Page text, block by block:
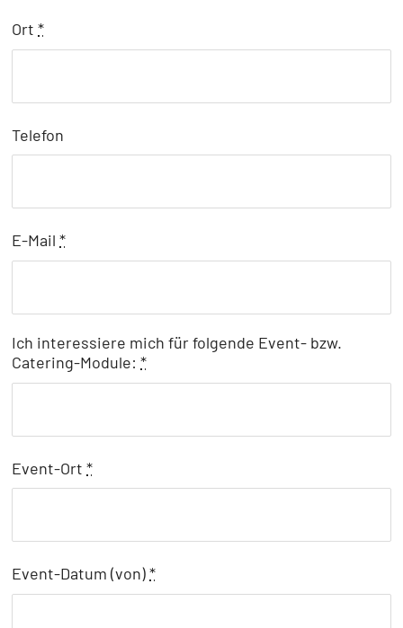
Ort*
Telefon
E-Mail*
Ich interessiere mich für folgende Event- bzw.
Catering-Module:*
Event-Ort*
Event-Datum (von)*